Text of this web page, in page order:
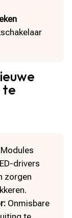
te
Modules
drivers
zorgen
Onmisbare